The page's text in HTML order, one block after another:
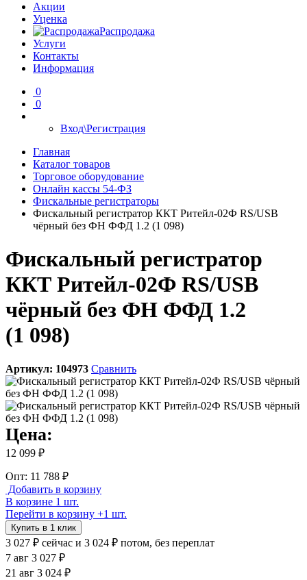
Акции
Уценка
Распродажа
Услуги
Контакты
Информация
0
0
Вход\Регистрация
Главная
Каталог товаров
Торговое оборудование
Онлайн кассы 54-ФЗ
Фискальные регистраторы
Фискальный регистратор ККТ Ритейл-02Ф RS/USB
чёрный без ФН ФФД 1.2 (1 098)
Фискальный регистратор
ККТ Ритейл-02Ф RS/USB
чёрный без ФН ФФД 1.2
(1 098)
Артикул: 104973 Сравнить
Цена:
12 099 ₽
Опт: 11 788 ₽
Добавить в корзину
В корзине 1 шт.
Перейти в корзину +1 шт.
Купить в 1 клик
3 027 ₽ сейчас и 3 024 ₽ потом, без переплат
7 авг 3 027 ₽
21 авг 3 024 ₽